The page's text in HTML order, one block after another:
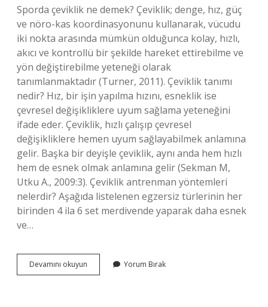
Sporda çeviklik ne demek? Çeviklik; denge, hız, güç
ve nöro-kas koordinasyonunu kullanarak, vücudu
iki nokta arasında mümkün olduğunca kolay, hızlı,
akıcı ve kontrollü bir şekilde hareket ettirebilme ve
yön değiştirebilme yeteneği olarak
tanımlanmaktadır (Turner, 2011). Çeviklik tanımı
nedir? Hız, bir işin yapılma hızını, esneklik ise
çevresel değişikliklere uyum sağlama yeteneğini
ifade eder. Çeviklik, hızlı çalışıp çevresel
değişikliklere hemen uyum sağlayabilmek anlamına
gelir. Başka bir deyişle çeviklik, aynı anda hem hızlı
hem de esnek olmak anlamına gelir (Sekman M,
Utku A., 2009:3). Çeviklik antrenman yöntemleri
nelerdir? Aşağıda listelenen egzersiz türlerinin her
birinden 4 ila 6 set merdivende yaparak daha esnek
ve…
Devamını okuyun
Nedir
Yorum Bırak